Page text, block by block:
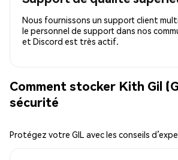
Nous fournissons un support client
le personnel de support dans nos
et Discord est très actif.
Comment stocker Kith Gil
sécurité
Protégez votre GIL avec les conseils